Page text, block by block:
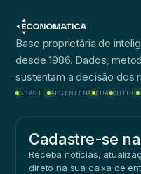
Base proprietária de
desde 1986. Dados,
sustentam a decisão dos
BRASIL ARGENTINA EUA CHILE
Cadastre-se na
Receba notícias,
direto na sua caixa de